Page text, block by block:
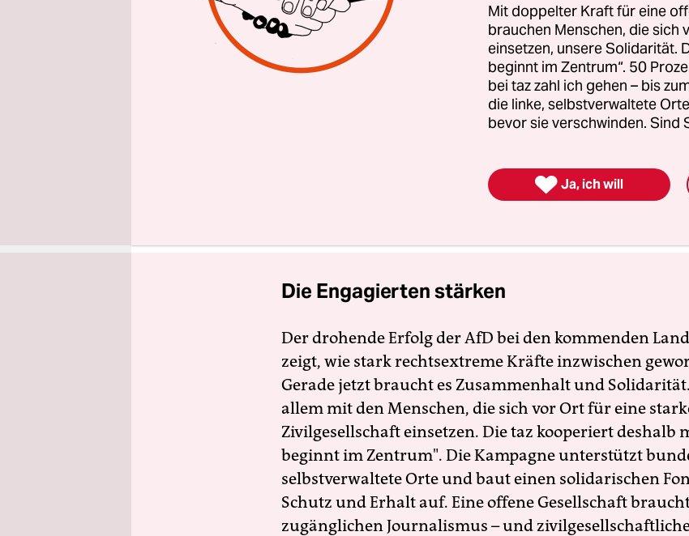
In Zeiten von massenhaftem Datenklau und
Sammlungen von Personendaten kann man sich
gemessenen Werte ganz bestimmt nicht nur für
sein werden. Und so erhält man dann wohl
Coachingkurse dazu. Natürlich ist die Unterwäsche
waschmaschinentauglich – denn Unterwäsche ist die
Die Engagierten stärken
Der drohende Erfolg der AfD bei den kommenden
zeigt, wie stark rechtsextreme Kräfte inzwischen
Gerade jetzt braucht es Zusammenhalt und
allem mit den Menschen, die sich vor Ort für eine
Zivilgesellschaft einsetzen. Die taz kooperiert deshalb
beginnt im Zentrum". Die Kampagne unterstützt
selbstverwaltete Orte und baut einen solidarischen
Schutz und Erhalt auf. Eine offene Gesellschaft
zugänglichen Journalismus – und
Mit doppelter Kraft für eine
brauchen Menschen, die sich
einsetzen, unsere Solidarität.
beginnt im Zentrum“. 50
bei taz zahl ich gehen – bis
die linke, selbstverwaltete
bevor sie verschwinden. Sind
 Ja, ich will